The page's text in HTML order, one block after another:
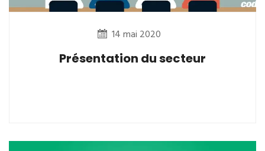
14 mai 2020
Présentation du secteur